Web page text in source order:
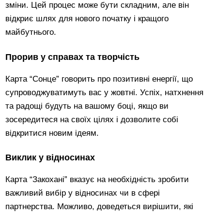
зміни. Цей процес може бути складним, але він
відкриє шлях для нового початку і кращого
майбутнього.
Прорив у справах та творчість
Карта “Сонце” говорить про позитивні енергії, що
супроводжуватимуть вас у жовтні. Успіх, натхнення
та радощі будуть на вашому боці, якщо ви
зосередитеся на своїх цілях і дозволите собі
відкритися новим ідеям.
Виклик у відносинах
Карта “Закохані” вказує на необхідність зробити
важливий вибір у відносинах чи в сфері
партнерства. Можливо, доведеться вирішити, які